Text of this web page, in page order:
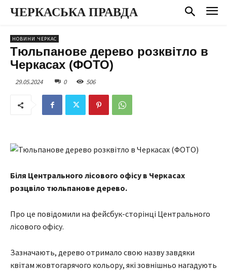
ЧЕРКАСЬКА ПРАВДА
НОВИНИ ЧЕРКАС
Тюльпанове дерево розквітло в
Черкасах (ФОТО)
29.05.2024 0 506
Біля Центрального лісового офісу в Черкасах
розцвіло тюльпанове дерево.
Про це повідомили на фейсбук-сторінці Центрального
лісового офісу.
Зазначають, дерево отримало свою назву завдяки
квітам жовтогарячого кольору, які зовнішньо нагадують